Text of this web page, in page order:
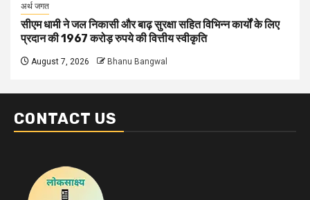
अर्थ जगत
सीएम धामी ने जल निकासी और बाढ़ सुरक्षा सहित विभिन्न कार्यों के लिए
प्रदान की 1967 करोड़ रुपये की वित्तीय स्वीकृति
August 7, 2026 Bhanu Bangwal
CONTACT US